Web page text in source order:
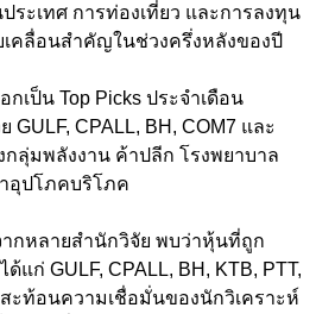
ระเทศ การท่องเที่ยว และการลงทุน
เคลื่อนสำคัญในช่วงครึ่งหลังของปี
เป็น Top Picks ประจำเดือน
CPALL, BH, COM7 และ
กลุ่มพลังงาน ค้าปลีก โรงพยาบาล
อุปโภคบริโภค
กหลายสำนักวิจัย พบว่าหุ้นที่ถูก
แก่ GULF, CPALL, BH, KTB, PTT,
ะท้อนความเชื่อมั่นของนักวิเคราะห์